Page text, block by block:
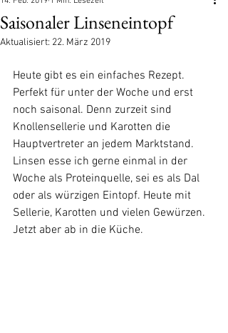
Saisonaler Linseneintopf
Aktualisiert: 22. März 2019
Heute gibt es ein einfaches Rezept.
Perfekt für unter der Woche und erst
noch saisonal. Denn zurzeit sind
Knollensellerie und Karotten die
Hauptvertreter an jedem Marktstand.
Linsen esse ich gerne einmal in der
Woche als Proteinquelle, sei es als Dal
oder als würzigen Eintopf. Heute mit
Sellerie, Karotten und vielen Gewürzen.
Jetzt aber ab in die Küche.